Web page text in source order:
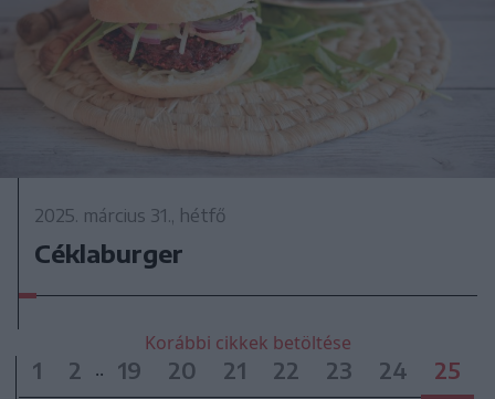
2025. március 31., hétfő
Céklaburger
Korábbi cikkek betöltése
1 2 .. 19 20 21 22 23 24 25